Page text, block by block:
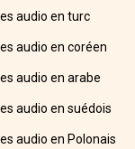
audio en turc
audio en coréen
audio en arabe
audio en suédois
audio en Polonais